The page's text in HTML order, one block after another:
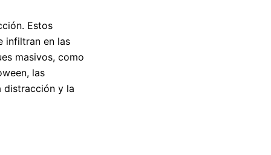
Estos
infiltran en las
masivos, como
las
distracción y la